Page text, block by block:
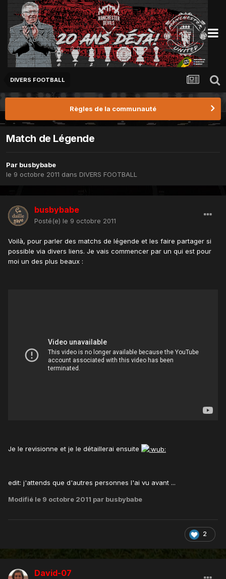
DIVERS FOOTBALL
Règles de la communauté
Match de Légende
Par busbybabe
le 9 octobre 2011 dans DIVERS FOOTBALL
busbybabe
Posté(e) le 9 octobre 2011
Voilà, pour parler des matchs de légende et les faire partager si
possible via divers liens. Je vais commencer par un qui est pour
moi un des plus beaux :
Je le revisionne et je le détaillerai ensuite
edit: j'attends que d'autres personnes l'ai vu avant ...
Modifié le 9 octobre 2011 par busbybabe
2
David-07